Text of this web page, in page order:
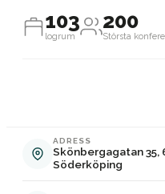
103
logrum
200
Största
ADRESS
Skönbergagatan 35,
Söderköping